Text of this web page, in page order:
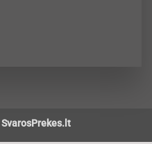
SvarosPrekes.lt